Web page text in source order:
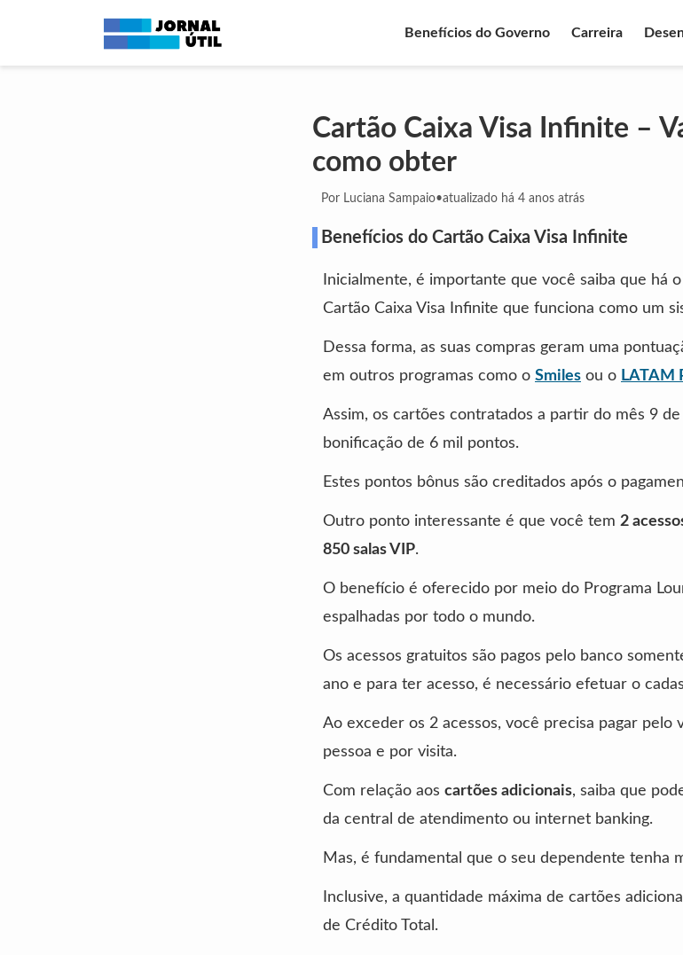
Benefícios do Governo Carreira
Cartão Caixa Visa Infinite –
como obter
Por Luciana Sampaio•atualizado há 4 anos atrás
Benefícios do Cartão Caixa Visa Infinite
Inicialmente, é importante que você saiba que há o
Cartão Caixa Visa Infinite que funciona como um
Dessa forma, as suas compras geram uma
em outros programas como o Smiles ou o LATAM
Assim, os cartões contratados a partir do mês 9
bonificação de 6 mil pontos.
Estes pontos bônus são creditados após o
Outro ponto interessante é que você tem 2
850 salas VIP.
O benefício é oferecido por meio do Programa
espalhadas por todo o mundo.
Os acessos gratuitos são pagos pelo banco
ano e para ter acesso, é necessário efetuar o
Ao exceder os 2 acessos, você precisa pagar pelo
pessoa e por visita.
Com relação aos cartões adicionais, saiba que
da central de atendimento ou internet banking.
Mas, é fundamental que o seu dependente tenha
Inclusive, a quantidade máxima de cartões
de Crédito Total.